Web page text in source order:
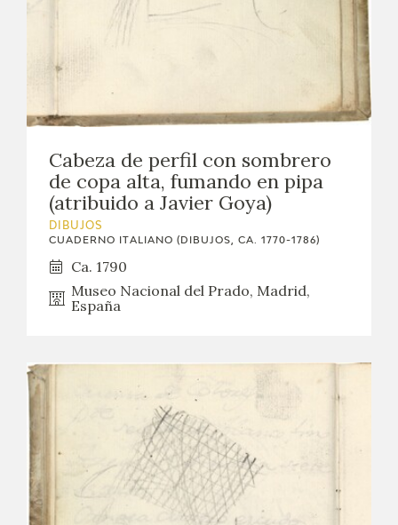
Cabeza de perfil con sombrero
de copa alta, fumando en pipa
(atribuido a Javier Goya)
DIBUJOS
CUADERNO ITALIANO (DIBUJOS, CA. 1770-1786)
Ca. 1790
Museo Nacional del Prado, Madrid,
España